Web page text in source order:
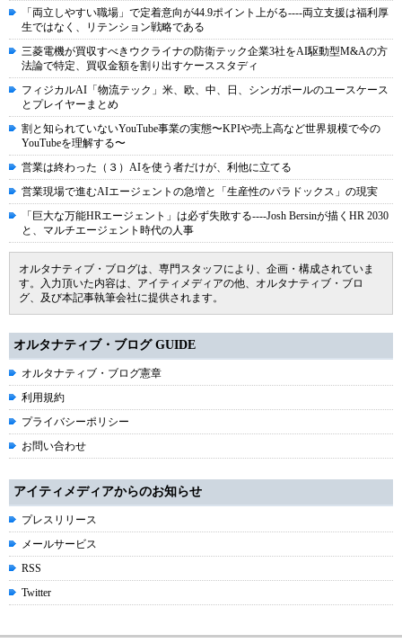
「両立しやすい職場」で定着意向が44.9ポイント上がる----両立支援は福利厚
生ではなく、リテンション戦略である
三菱電機が買収すべきウクライナの防衛テック企業3社をAI駆動型M&Aの方
法論で特定、買収金額を割り出すケーススタディ
フィジカルAI「物流テック」米、欧、中、日、シンガポールのユースケース
とプレイヤーまとめ
割と知られていないYouTube事業の実態〜KPIや売上高など世界規模で今の
YouTubeを理解する〜
営業は終わった（３）AIを使う者だけが、利他に立てる
営業現場で進むAIエージェントの急増と「生産性のパラドックス」の現実
「巨大な万能HRエージェント」は必ず失敗する----Josh Bersinが描くHR 2030
と、マルチエージェント時代の人事
オルタナティブ・ブログは、専門スタッフにより、企画・構成されていま
す。入力頂いた内容は、アイティメディアの他、オルタナティブ・ブロ
グ、及び本記事執筆会社に提供されます。
オルタナティブ・ブログ GUIDE
オルタナティブ・ブログ憲章
利用規約
プライバシーポリシー
お問い合わせ
アイティメディアからのお知らせ
プレスリリース
メールサービス
RSS
Twitter